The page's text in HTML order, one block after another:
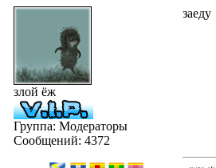
злой ёж
Группа: Модераторы
Сообщений:4372
заеду